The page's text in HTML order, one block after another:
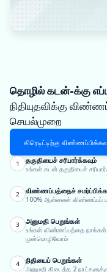
தொழில் கடன்-க்கு
நிதியுதவிக்கு
செயல்முறை
கிரெடிட்டிற்கு
1 தகுதியைச் சரிபார்க்கவும்
உங்கள் கடன் தகுதியைச்
2 விண்ணப்பத்தைச்
100% ஆன்லைன் விண்ணப்பப்
3 அனுமதி பெறுங்கள்
உங்கள் விண்ணப்பத்தை நாங்கள்
முன்மொழிவோம்
4 நிதியைப் பெறுங்கள்
அனுமதி கிடைத்த 2